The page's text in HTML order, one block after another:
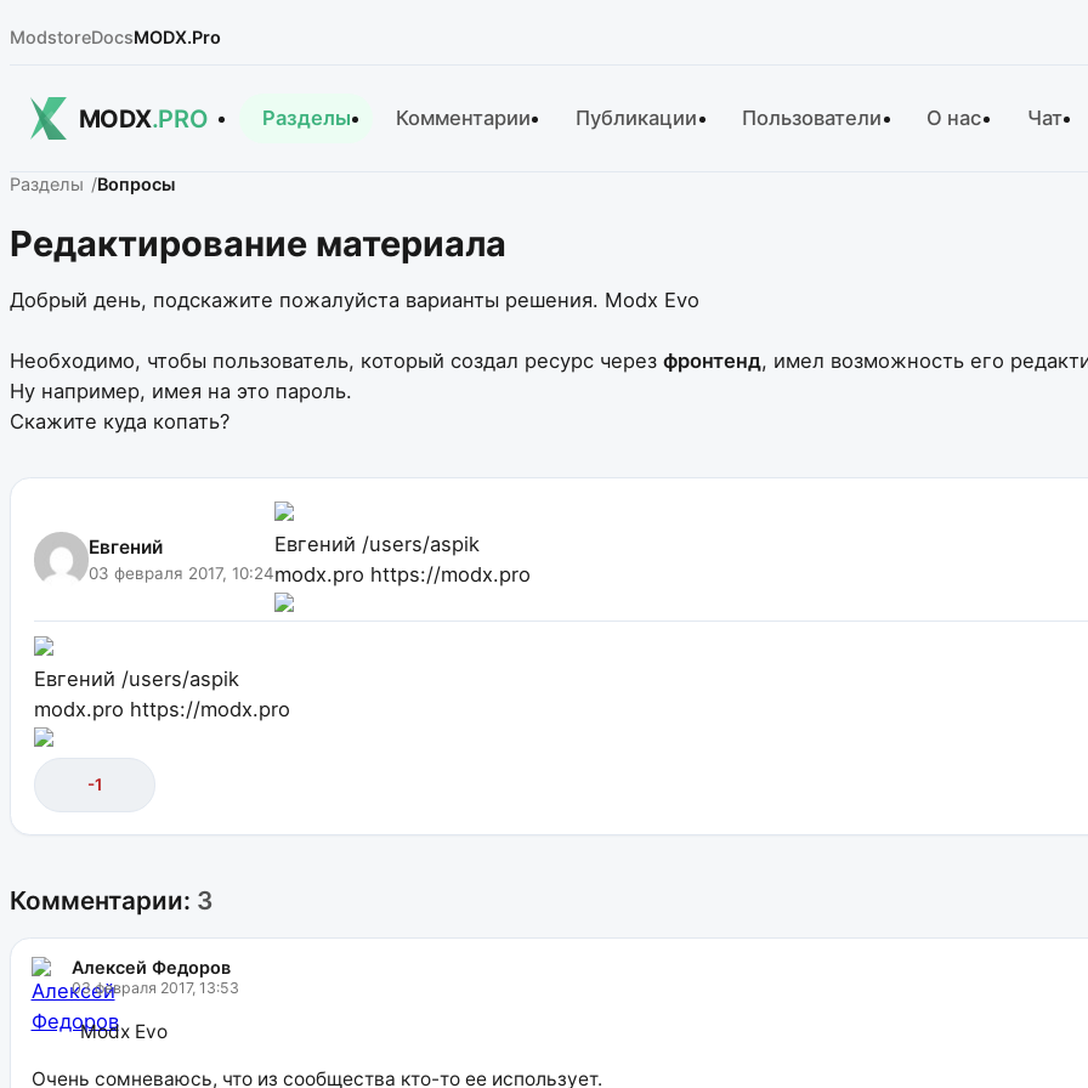
ModstoreDocsMODX.Pro
MODX.PRO Разделы Комментарии Публикации Пользователи О нас Чат
Разделы Вопросы
Редактирование материала
Добрый день, подскажите пожалуйста варианты решения. Modx Evo
Необходимо, чтобы пользователь, который создал ресурс через фронтенд, имел возможность его
Ну например, имея на это пароль.
Скажите куда копать?
Евгений
03 февраля 2017, 10:24
Евгений /users/aspik
modx.pro https://modx.pro
Евгений /users/aspik
modx.pro https://modx.pro
-1
Комментарии: 3
Алексей Федоров
03 февраля 2017, 13:53
Modx Evo
Очень сомневаюсь, что из сообщества кто-то ее использует.